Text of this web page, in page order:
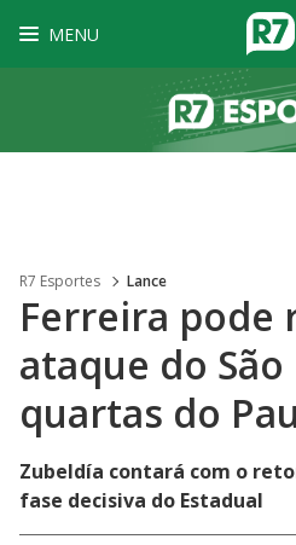
MENU
R7 Esportes Lance
Ferreira pode
ataque do
quartas do
Zubeldía contará com o
fase decisiva do Estadual